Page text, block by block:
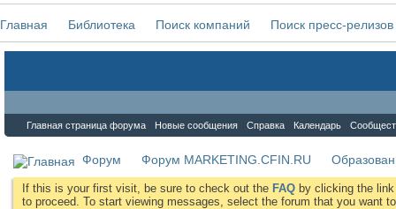
Главная Библиотека Поиск компаний Поиск пресс-релизов
Главная страница форума Новые сообщения Справка Календарь
Форум Форум MARKETING.CFIN.RU
If this is your first visit, be sure to check out the FAQ by clicking the
to proceed. To start viewing messages, select the forum that you want